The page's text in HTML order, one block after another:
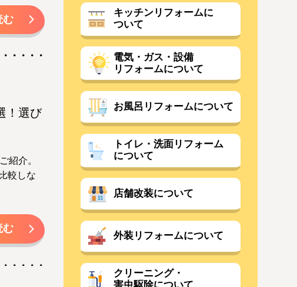
む
！選び
紹介。
較しな
む
キッチンリフォームに
ついて
電気・ガス・設備
リフォームについて
お風呂リフォームについて
トイレ・洗面リフォーム
について
店舗改装について
外装リフォームについて
クリーニング・